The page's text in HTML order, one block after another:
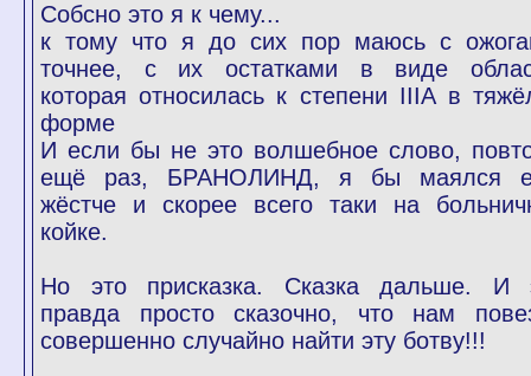
Собсно это я к чему...
к тому что я до сих пор маюсь с
точнее, с их остатками в виде
которая относилась к степени IIIА в
форме
И если бы не это волшебное слово,
ещё раз, БРАНОЛИНД, я бы маялся
жёстче и скорее всего таки на
койке.
Но это присказка. Сказка дальше. И
правда просто сказочно, что нам
совершенно случайно найти эту ботву!!!